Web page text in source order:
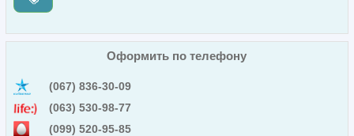
Оформить по телефону
(067) 836-30-09
(063) 530-98-77
(099) 520-95-85